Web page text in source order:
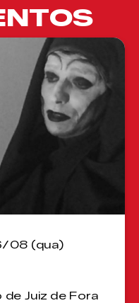
08 (qua)
de Juiz de Fora